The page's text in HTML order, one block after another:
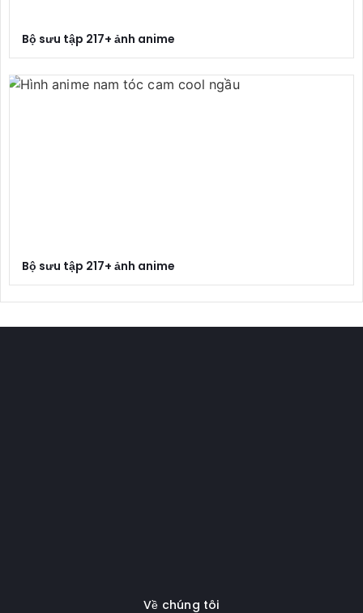
Bộ sưu tập 217+ ảnh anime
Bộ sưu tập 217+ ảnh anime
Về chúng tôi